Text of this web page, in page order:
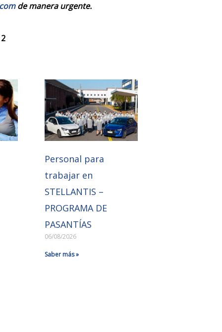
de manera urgente.
Personal para
trabajar en
STELLANTIS –
PROGRAMA DE
PASANTÍAS
06/08/2026
Saber más »